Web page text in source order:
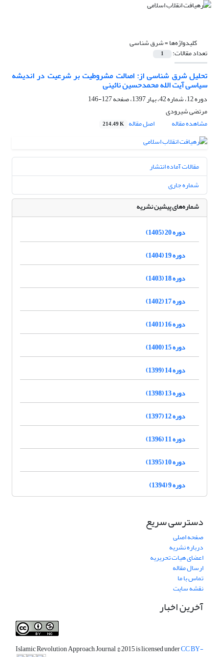
کلیدواژه‌ها =شرق شناسی
تعداد مقالات: 1
تحلیل شرق شناسی از: اصالت مشروطیت بر شرعیت در اندیشه
سیاسی آیت الله محمدحسین نائینی
دوره 12، شماره 42، بهار 1397، صفحه
127-146
مرتضی شیرودی
مشاهده مقاله
اصل مقاله 214.49 K
مقالات آماده انتشار
شماره جاری
شماره‌های پیشین نشریه
دوره 20 (1405)
دوره 19 (1404)
دوره 18 (1403)
دوره 17 (1402)
دوره 16 (1401)
دوره 15 (1400)
دوره 14 (1399)
دوره 13 (1398)
دوره 12 (1397)
دوره 11 (1396)
دوره 10 (1395)
دوره 9 (1394)
دسترسی سریع
صفحه اصلی
درباره نشریه
اعضای هیات تحریریه
ارسال مقاله
تماس با ما
نقشه سایت
آخرین اخبار
Islamic Revolution Approach Journal© 2015 is licensed underCC BY-